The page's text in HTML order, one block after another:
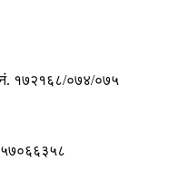
नं. १७२१६८/०७४/०७५